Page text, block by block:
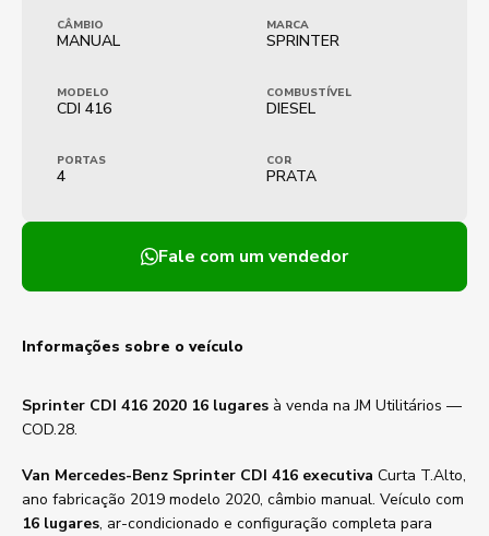
CÂMBIO
MANUAL
MARCA
SPRINTER
MODELO
CDI 416
COMBUSTÍVEL
DIESEL
PORTAS
4
COR
PRATA
Fale com um vendedor
Informações sobre o veículo
Sprinter CDI 416 2020 16 lugares à venda na JM Utilitários —
COD.28.
Van Mercedes-Benz Sprinter CDI 416 executiva Curta T.Alto,
ano fabricação 2019 modelo 2020, câmbio manual. Veículo com
16 lugares, ar-condicionado e configuração completa para